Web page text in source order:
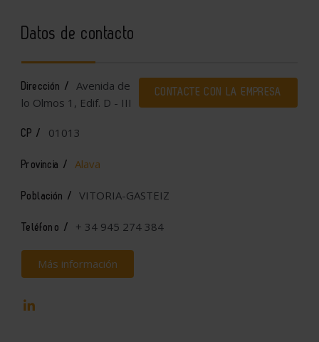
Datos de contacto
CONTACTE CON LA EMPRESA
Dirección /
Avenida de
lo Olmos 1, Edif. D - III
CP / 01013
Provincia / Alava
Población / VITORIA-GASTEIZ
Teléfono / + 34 945 274 384
Más información